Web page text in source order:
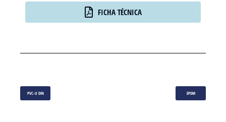
FICHA TÉCNICA
PVC-U DIN EPDM